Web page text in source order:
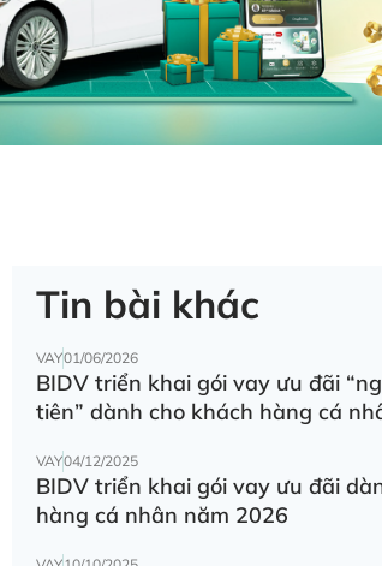
Tin bài khác
VAY01/06/2026
BIDV triển khai gói vay ưu đãi
tiên” dành cho khách hàng cá
VAY04/12/2025
BIDV triển khai gói vay ưu đãi
hàng cá nhân năm 2026